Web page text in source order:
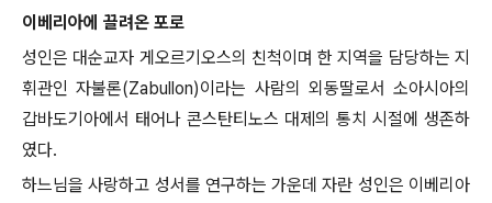
이베리아에 끌려온 포로
성인은 대순교자 게오르기오스의 친척이며 한 지역을 담당하는 지
휘관인 자불론(Zabullon)이라는 사람의 외동딸로서 소아시아의
갑바도기아에서 태어나 콘스탄티노스 대제의 통치 시절에 생존하
였다.
하느님을 사랑하고 성서를 연구하는 가운데 자란 성인은 이베리아